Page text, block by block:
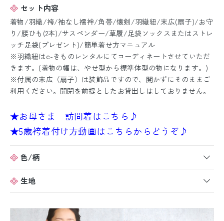
セット内容
着物/羽織/袴/袖なし襦袢/角帯/懐剣/羽織紐/末広(扇子)/お守
り/腰ひも(2本)/サスペンダー/草履/足袋ソックスまたはストレ
ッチ足袋(プレゼント)/簡単着せ方マニュアル
※羽織紐はe-きものレンタルにてコーディネートさせていただ
きます。(着物の幅は、やせ型から標準体型の物になります。)
※付属の末広（扇子）は装飾品ですので、開かずにそのままご
利用ください。開閉を前提としたお貸出しはしておりません。
★お母さま 訪問着はこちら♪
★5歳袴着付け方動画はこちらからどうぞ♪
色/柄
生地